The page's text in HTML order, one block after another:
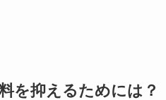
を抑えるためには？